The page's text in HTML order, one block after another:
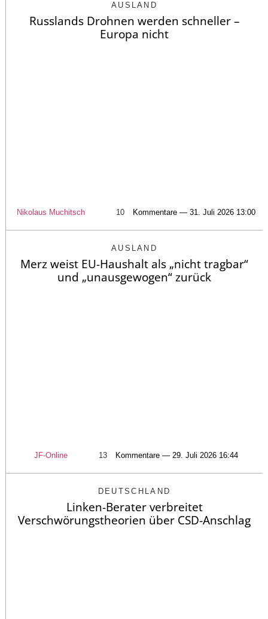
AUSLAND
Russlands Drohnen werden schneller –
Europa nicht
Nikolaus Muchitsch 10 Kommentare — 31. Juli 2026 13:00
AUSLAND
Merz weist EU-Haushalt als „nicht tragbar“
und „unausgewogen“ zurück
JF-Online 13 Kommentare — 29. Juli 2026 16:44
DEUTSCHLAND
Linken-Berater verbreitet
Verschwörungstheorien über CSD-Anschlag